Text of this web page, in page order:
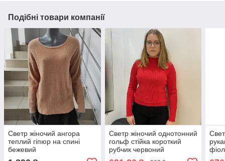
Подібні товари компанії
Светр жіночий ангора
теплий гіпюр на спині
бежевий
Светр жіночий однотонний
гольф стійка короткий
рубчик червоний